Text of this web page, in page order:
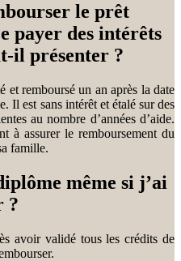
le prêt
payer des intérêts
il présenter ?
et remboursé un an après la date
Il est sans intérêt et étalé sur des
au nombre d’années d’aide.
à assurer le remboursement du
famille.
même si j’ai
?
avoir validé tous les crédits de